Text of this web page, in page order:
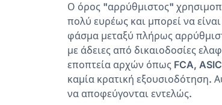
Ο όρος "αρρύθμιστος"
πολύ ευρέως και μπορεί να
φάσμα μεταξύ πλήρως
με άδειες από δικαιοδοσίες
εποπτεία αρχών όπως FCA,
καμία κρατική εξουσιοδότηση.
να αποφεύγονται εντελώς.